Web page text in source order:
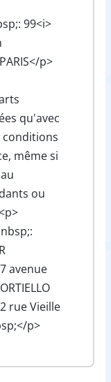
99<i>
p>
qu'avec
conditions
même si
ou
avenue
rue Vieille
p>